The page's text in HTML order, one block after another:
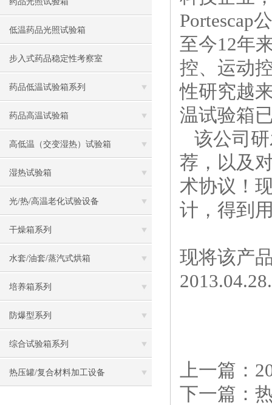
低温药品光照试验箱
步入式药品稳定性考察室
药品低温试验箱系列
药品高温试验箱
高低温（交变湿热）试验箱
湿热试验箱
光/热/高温老化试验设备
干燥箱系列
水套/油套/蒸汽式烘箱
培养箱系列
防爆型系列
综合试验箱系列
热压罐/复合材料加工设备
Portescap
至今12年
控、运动
性研究越
温试验箱
该公司研
荐，以及
术协议！
计，得到
现将该产
上一篇：
下一篇：